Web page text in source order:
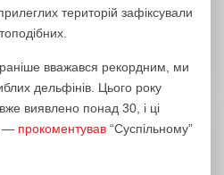
територій зафіксували
раніше вважався рекордним, ми
дельфінів. Цього року
виявлено понад 30, і ці
— прокоментував “Суспільному”